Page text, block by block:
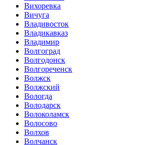
Вихоревка
Вичуга
Владивосток
Владикавказ
Владимир
Волгоград
Волгодонск
Волгореченск
Волжск
Волжский
Вологда
Володарск
Волоколамск
Волосово
Волхов
Волчанск